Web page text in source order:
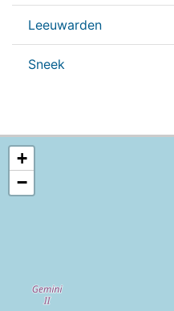
Leeuwarden
Sneek
+
−